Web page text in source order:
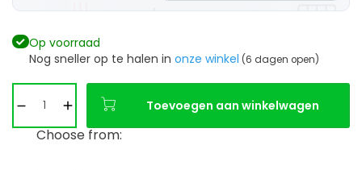
Op voorraad
Nog sneller op te halen in onze winkel (6 dagen open)
Toevoegen aan winkelwagen
Choose from: